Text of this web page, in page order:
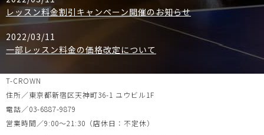
レッスン料金割引キャンペーン開催のお知らせ
2022/03/11
一部レッスン料金の価格改定について
T-CROWN
住所／東京都新宿区天神町36-1 ユウビル1F
電話／03-6887-9879
営業時間／9:00〜21:30（店休日：不定休）